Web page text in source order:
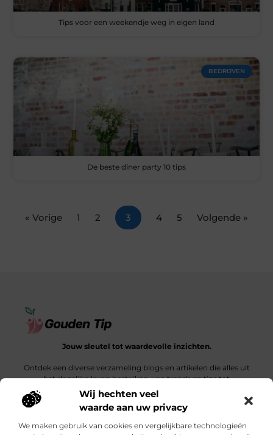
Wij hechten veel
waarde aan uw privacy
We maken gebruik van cookies en vergelijkbare technologieën
Tips voor een weekendje weg in eigen land
BEDRIJVEN
De beste diner party 10 tips
« Vorige 1 2 3 4 5 Volgende »
Jouw sleutel tot waardevolle inzichten.
Ontdek een diverse verzameling blogs en artikelen die alles uit
het dagelijks leven bestrijken, van trends en tips tot
diepgaande verhalen.
Bericht categorie